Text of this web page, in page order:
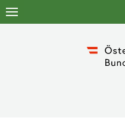
Zum